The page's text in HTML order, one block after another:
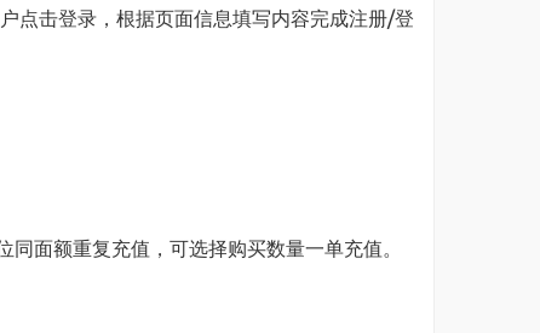
点击登录，根据页面信息填写内容完成注册/登
面额重复充值，可选择购买数量一单充值。